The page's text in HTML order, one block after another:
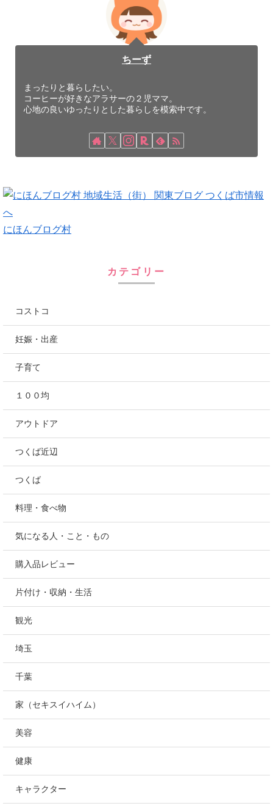
ちーず
まったりと暮らしたい。
コーヒーが好きなアラサーの２児ママ。
にほんブログ村
カテゴリー
コストコ
妊娠・出産
子育て
１００均
アウトドア
つくば近辺
つくば
料理・食べ物
気になる人・こと・もの
購入品レビュー
片付け・収納・生活
観光
埼玉